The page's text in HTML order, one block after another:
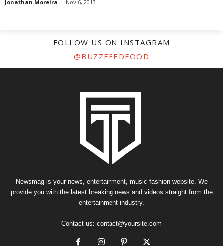
Jonathan Moreira - Nov 6, 2013
FOLLOW US ON INSTAGRAM
@BUZZFEEDFOOD
Newsmag is your news, entertainment, music fashion website. We
provide you with the latest breaking news and videos straight from the
entertainment industry.
Contact us: contact@yoursite.com